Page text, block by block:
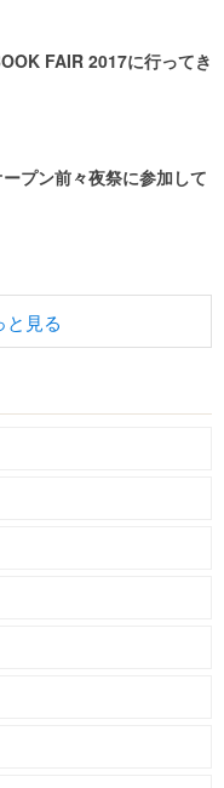
FAIR 2017に行ってき
プン前々夜祭に参加して
と見る